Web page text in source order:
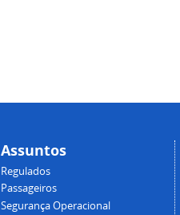
Assuntos
Regulados
Passageiros
Segurança Operacional